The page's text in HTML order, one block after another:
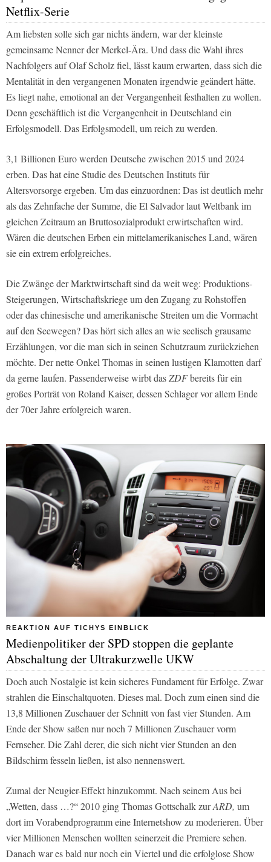
Netflix-Serie
Am liebsten solle sich gar nichts ändern, war der kleinste
gemeinsame Nenner der Merkel-Ära. Und dass die Wahl ihres
Nachfolgers auf Olaf Scholz fiel, lässt kaum erwarten, dass sich die
Mentalität in den vergangenen Monaten irgendwie geändert hätte.
Es liegt nahe, emotional an der Vergangenheit festhalten zu wollen.
Denn geschäftlich ist die Vergangenheit in Deutschland ein
Erfolgsmodell. Das Erfolgsmodell, um reich zu werden.
3,1 Billionen Euro werden Deutsche zwischen 2015 und 2024
erben. Das hat eine Studie des Deutschen Instituts für
Altersvorsorge ergeben. Um das einzuordnen: Das ist deutlich mehr
als das Zehnfache der Summe, die El Salvador laut Weltbank im
gleichen Zeitraum an Bruttosozialprodukt erwirtschaften wird.
Wären die deutschen Erben ein mittelamerikanisches Land, wären
sie ein extrem erfolgreiches.
Die Zwänge der Marktwirtschaft sind da weit weg: Produktions-
Steigerungen, Wirtschaftskriege um den Zugang zu Rohstoffen
oder das chinesische und amerikanische Streiten um die Vormacht
auf den Seewegen? Das hört sich alles an wie seelisch grausame
Erzählungen, vor die man sich in seinen Schutzraum zurückziehen
möchte. Der nette Onkel Thomas in seinen lustigen Klamotten darf
da gerne laufen. Passenderweise wirbt dasZDFbereits für ein
großes Porträt von Roland Kaiser, dessen Schlager vor allem Ende
der 70er Jahre erfolgreich waren.
REAKTION AUF TICHYS EINBLICK
Medienpolitiker der SPD stoppen die geplante
Abschaltung der Ultrakurzwelle UKW
Doch auch Nostalgie ist kein sicheres Fundament für Erfolge. Zwar
strahlen die Einschaltquoten. Dieses mal. Doch zum einen sind die
13,8 Millionen Zuschauer der Schnitt von fast vier Stunden. Am
Ende der Show saßen nur noch 7 Millionen Zuschauer vorm
Fernseher. Die Zahl derer, die sich nicht vier Stunden an den
Bildschirm fesseln ließen, ist also nennenswert.
Zumal der Neugier-Effekt hinzukommt. Nach seinem Aus bei
„Wetten, dass …?“ 2010 ging Thomas Gottschalk zurARD, um
dort im Vorabendprogramm eine Internetshow zu moderieren. Über
vier Millionen Menschen wollten seinerzeit die Premiere sehen.
Danach war es bald nur noch ein Viertel und die erfolglose Show